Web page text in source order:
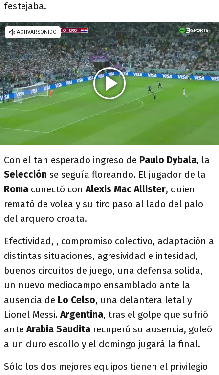
festejaba.
Con el tan esperado ingreso de Paulo Dybala, la
Selección se seguía floreando. El jugador de la
Roma conectó conAlexis Mac Allister, quien
remató de volea y su tiro paso al lado del palo
del arquero croata.
Efectividad, , compromiso colectivo, adaptación a
distintas situaciones, agresividad e intesidad,
buenos circuitos de juego, una defensa solida,
un nuevo mediocampo ensamblado ante la
ausencia de Lo Celso, una delantera letal y
Lionel Messi.Argentina, tras el golpe que sufrió
anteArabia Saudita recuperó su ausencia, goleó
a un duro escollo y el domingo jugará la final.
Sólo los dos mejores equipos tienen el privilegio